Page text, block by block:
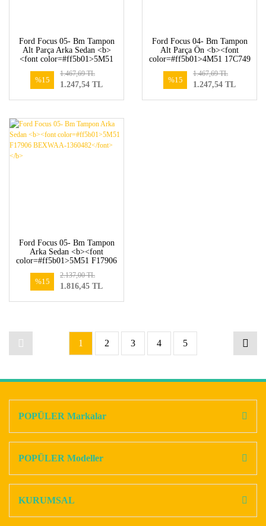
Ford Focus 05- Bm Tampon
Alt Parça Arka Sedan <b>
<font color=#ff5b01>5M51
</b>
%15
1.247,54 TL
1.467,69 TL
Ford Focus 04- Bm Tampon
Alt Parça Ön <b><font
color=#ff5b01>4M51 17C749
%15
1.247,54 TL
1.467,69 TL
Ford Focus 05- Bm Tampon
Arka Sedan <b><font
color=#ff5b01>5M51 F17906
</b>
%15
1.816,45 TL
2.137,00 TL
1 2 3 4 5
POPÜLER Markalar
POPÜLER Modeller
KURUMSAL